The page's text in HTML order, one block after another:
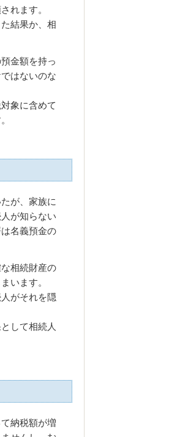
れます。
結果か、相
金額を持っ
はないのな
象に含めて
が、家族に
が知らない
名義預金の
相続財産の
います。
がそれを隠
して相続人
納税額が増